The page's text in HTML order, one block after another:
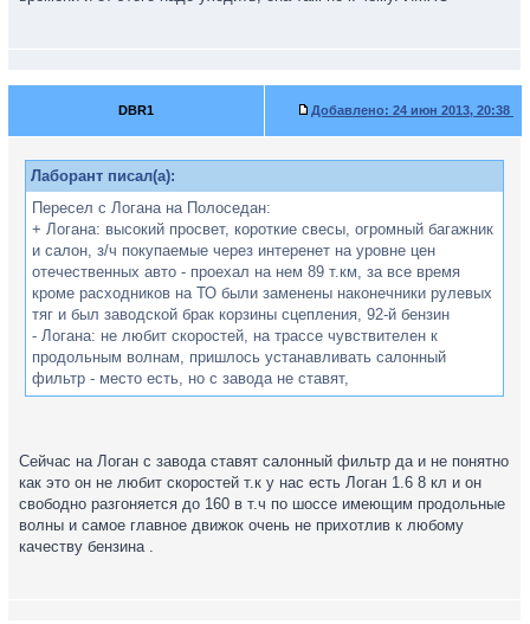
DBR1 Добавлено: 24 июн 2013, 20:38
Лаборант писал(а):
Пересел с Логана на Полоседан:
+ Логана: высокий просвет, короткие свесы, огромный багажник
и салон, з/ч покупаемые через интеренет на уровне цен
отечественных авто - проехал на нем 89 т.км, за все время
кроме расходников на ТО были заменены наконечники рулевых
тяг и был заводской брак корзины сцепления, 92-й бензин
- Логана: не любит скоростей, на трассе чувствителен к
продольным волнам, пришлось устанавливать салонный
фильтр - место есть, но с завода не ставят,
Сейчас на Логан с завода ставят салонный фильтр да и не понятно
как это он не любит скоростей т.к у нас есть Логан 1.6 8 кл и он
свободно разгоняется до 160 в т.ч по шоссе имеющим продольные
волны и самое главное движок очень не прихотлив к любому
качеству бензина .